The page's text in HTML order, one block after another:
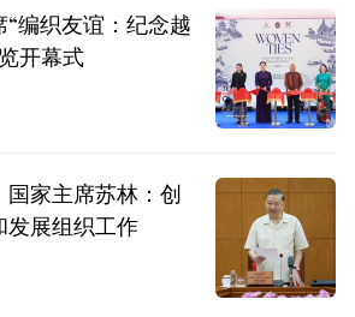
编织友谊：纪念越
开幕式
家主席苏林：创
发展组织工作